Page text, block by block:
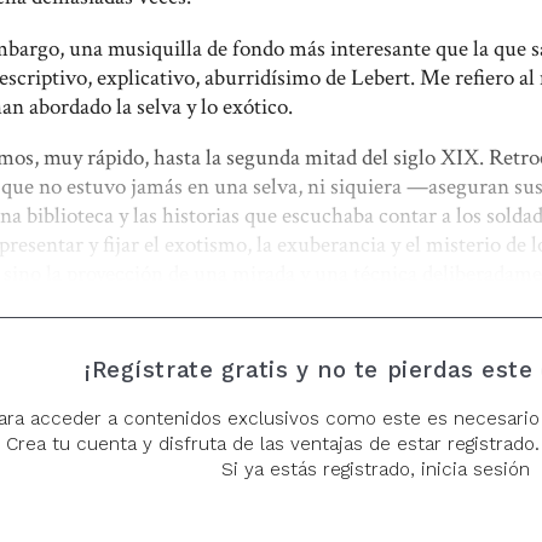
una musiquilla de fondo más interesante que la que
explicativo, aburridísimo de Lebert. Me refiero al
abordado la selva y lo exótico.
muy rápido, hasta la segunda mitad del siglo XIX.
que no estuvo jamás en una selva, ni siquiera —aseguran
biblioteca y las historias que escuchaba contar a los
y fijar el exotismo, la exuberancia y el misterio de
el nuestro, en que la velocidad de las comunicaciones
de lo recóndito y lo inaccesible, Rousseau sigue
sueña con asistir —siquiera en diferido— a la
de deidades zoomorfas o el trato diario con los númenes. Y
, las viejas y las nuevas, parecen apostar por una
de lo selvático y de lo atávico. Un imaginario foráneo,
¡Regístrate gratis y no te pierdas este
acceder a contenidos exclusivos como este es
Crea tu cuenta y disfruta de las ventajas de estar
Si ya estás registrado, inicia sesión